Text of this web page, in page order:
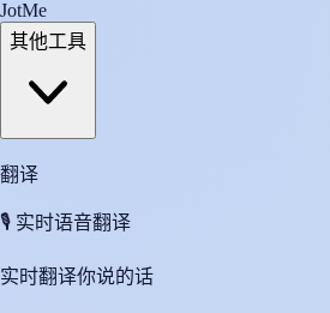
JotMe
其他工具
翻译
🎙️ 实时语音翻译
实时翻译你说的话